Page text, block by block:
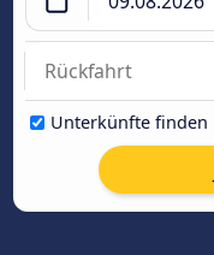
Unterkünfte finden